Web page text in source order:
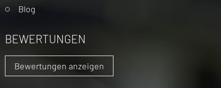
Blog
BEWERTUNGEN
Bewertungen anzeigen